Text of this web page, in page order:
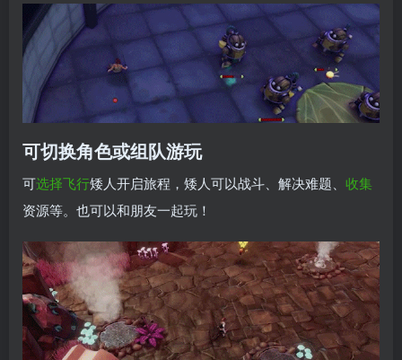
可切换角色或组队游玩
可选择飞行矮人开启旅程，矮人可以战斗、解决难题、 收集
资源等。也可以和朋友一起玩！